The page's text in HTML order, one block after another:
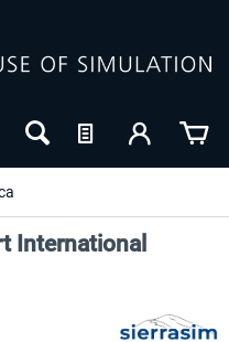
International